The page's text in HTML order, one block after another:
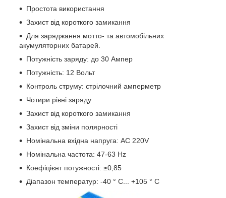
Простота використання
Захист від короткого замикання
Для заряджання мотто- та автомобільних
акумуляторних батарей.
Потужність заряду: до 30 Ампер
Потужність: 12 Вольт
Контроль струму: стрілочний амперметр
Чотири рівні заряду
Захист від короткого замикання
Захист від зміни полярності
Номінальна вхідна напруга: AC 220V
Номінальна частота: 47-63 Hz
Коефіцієнт потужності: ≥0,85
Діапазон температур: -40 ° С... +105 ° С